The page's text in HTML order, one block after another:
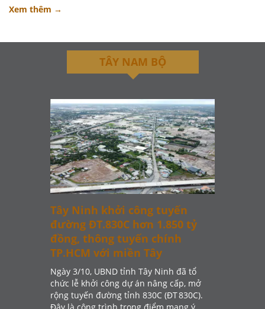
Xem thêm →
TÂY NAM BỘ
Tây Ninh khởi công tuyến
đường ĐT.830C hơn 1.850 tỷ
đồng, thông tuyến chính
TP.HCM với miền Tây
Ngày 3/10, UBND tỉnh Tây Ninh đã tổ
chức lễ khởi công dự án nâng cấp, mở
rộng tuyến đường tỉnh 830C (ĐT 830C).
Đây là công trình trọng điểm mang ý